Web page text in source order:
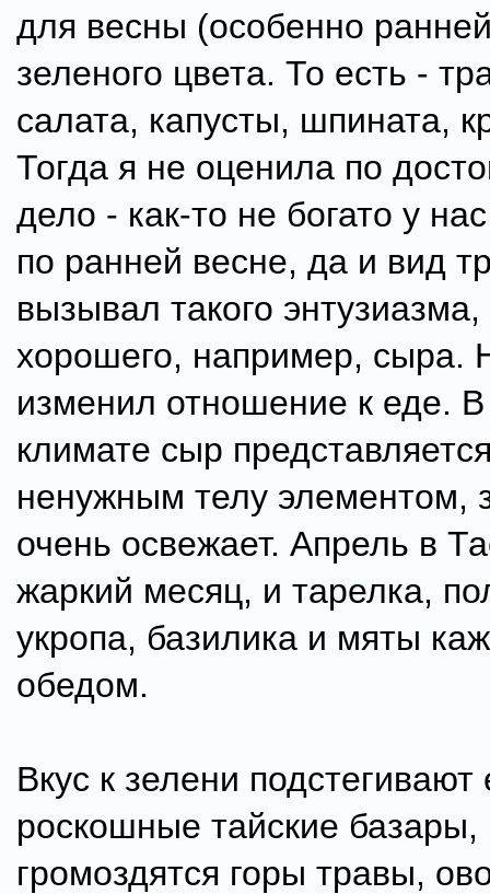
для весны (особенно
зеленого цвета. То есть -
салата, капусты, шпината,
Тогда я не оценила по
дело - как-то не богато у
по ранней весне, да и вид
вызывал такого
хорошего, например, сыра.
изменил отношение к еде.
климате сыр
ненужным телу элементом,
очень освежает. Апрель в
жаркий месяц, и тарелка,
укропа, базилика и мяты
обедом.
Вкус к зелени
роскошные тайские базары,
громоздятся горы травы,